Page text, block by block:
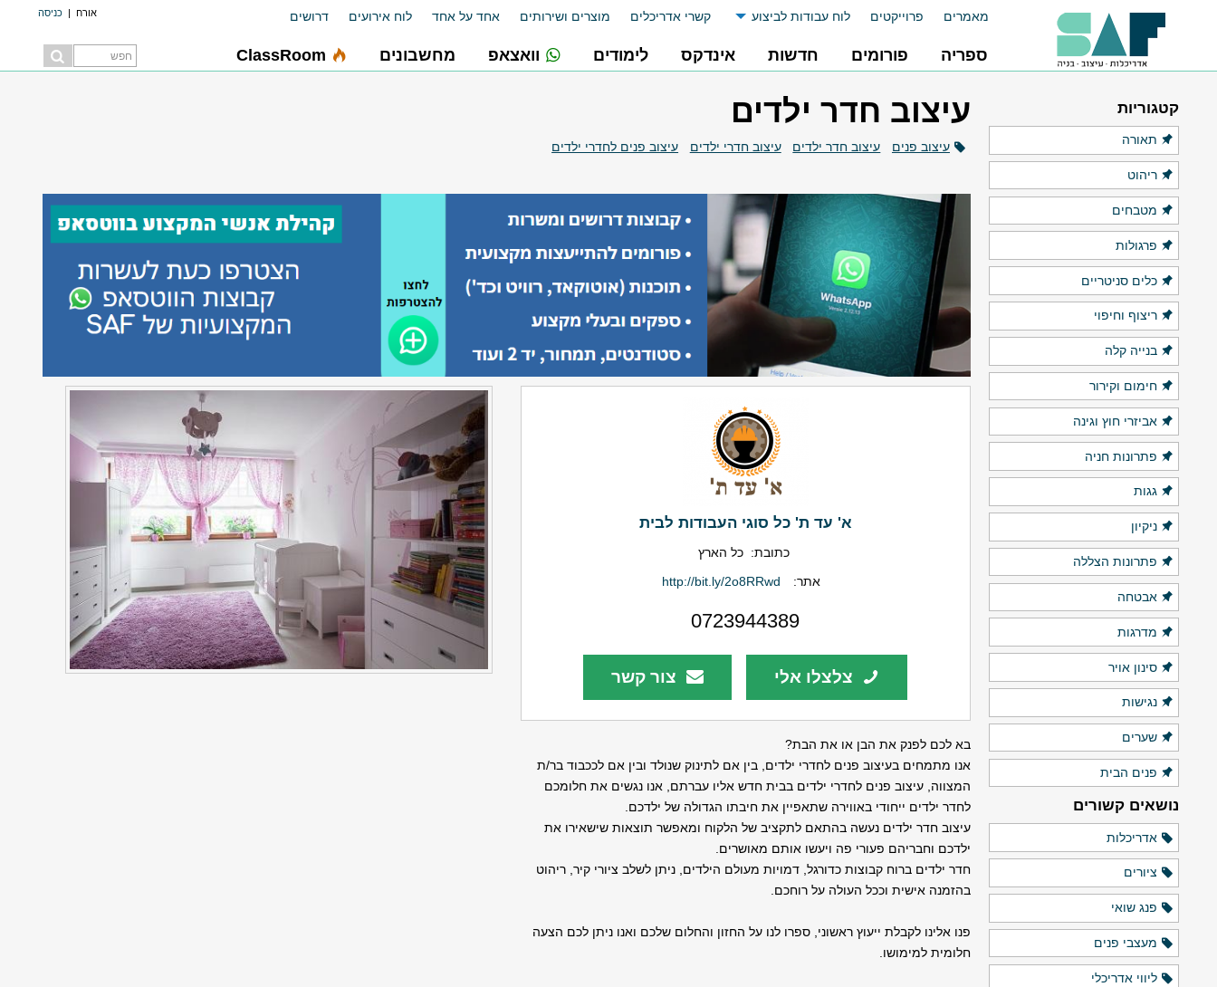
אורח | כניסה מאמרים פרוייקטים לוח עבודות לביצוע קשרי אדריכלים מוצרים ושירותים אחד על אחד לוח אירועים דרושים
ספריה פורומים חדשות אינדקס לימודים וואצאפ מחשבונים ClassRoom
עיצוב חדר ילדים
עיצוב פנים עיצוב חדר ילדים עיצוב חדרי ילדים עיצוב פנים לחדרי ילדים
א' עד ת' כל סוגי העבודות לבית
כתובת: כל הארץ
אתר:
http://bit.ly/2o8RRwd
0723944389
צלצלו אלי צור קשר
בא לכם לפנק את הבן או את הבת?
אנו מתמחים בעיצוב פנים לחדרי ילדים, בין אם לתינוק שנולד ובין אם לככבוד בר/ת
המצווה, עיצוב פנים לחדרי ילדים בבית חדש אליו עברתם, אנו נגשים את חלומכם
לחדר ילדים ייחודי באווירה שתאפיין את חיבתו הגדולה של ילדכם.
עיצוב חדר ילדים נעשה בהתאם לתקציב של הלקוח ומאפשר תוצאות שישאירו את
ילדכם וחבריהם פעורי פה ויעשו אותם מאושרים.
חדר ילדים ברוח קבוצות כדורגל, דמויות מעולם הילדים, ניתן לשלב ציורי קיר, ריהוט
בהזמנה אישית וככל העולה על רוחכם.
פנו אלינו לקבלת ייעוץ ראשוני, ספרו לנו על החזון והחלום שלכם ואנו ניתן לכם הצעה
חלומית למימושו.
קטגוריות
תאורה
ריהוט
מטבחים
פרגולות
כלים סניטריים
ריצוף וחיפוי
בנייה קלה
חימום וקירור
אביזרי חוץ וגינה
פתרונות חניה
גגות
ניקיון
פתרונות הצללה
אבטחה
מדרגות
סינון אויר
נגישות
שערים
פנים הבית
נושאים קשורים
אדריכלות
ציורים
פנג שואי
מעצבי פנים
ליווי אדריכלי